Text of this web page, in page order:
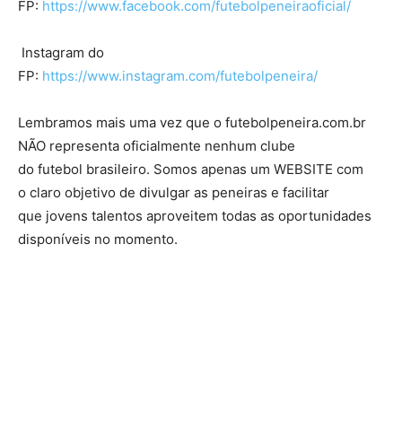
FP: https://www.facebook.com/futebolpeneiraoficial/
Instagram do
FP: https://www.instagram.com/futebolpeneira/
Lembramos mais uma vez que o futebolpeneira.com.br
NÃO representa oficialmente nenhum clube
do futebol brasileiro. Somos apenas um WEBSITE com
o claro objetivo de divulgar as peneiras e facilitar
que jovens talentos aproveitem todas as oportunidades
disponíveis no momento.